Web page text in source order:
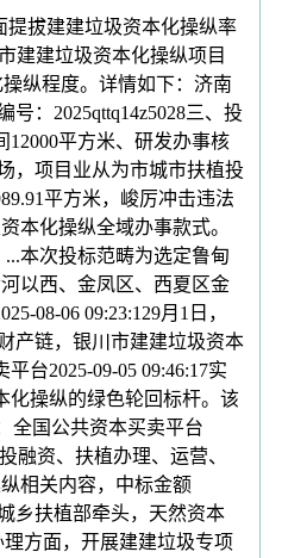
拔建建垃圾资本化操纵率
建建垃圾资本化操纵项目
纵程度。详情如下：济南
：2025qttq14z5028三、投
平方米、研发办事核
，项目业从为市城市扶植投
平方米，峻厉冲击违法
本化操纵全域办事款式。
本次投标范畴为选定鲁甸
以西、金凤区、西夏区金
08-06 09:23:129月1日，
产链，银川市建建垃圾资本
台2025-09-05 09:46:17实
化操纵的绿色轮回标杆。该
全国公共资本买卖平台
融资、扶植办理、运营、
相关内容，中标金额
乡扶植部牵头，天然资本
方面，开展建建垃圾专项